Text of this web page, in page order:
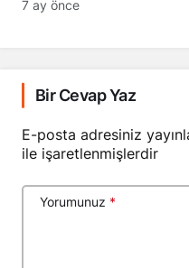
7 ay önce
Bir Cevap Yaz
E-posta adresiniz
ile işaretlenmişlerdir
Yorumunuz *